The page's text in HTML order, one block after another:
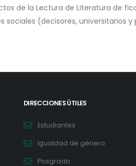
de la Lectura de Literatura de
sociales (decisores, universitarios
DIRECCIONES ÚTILES
Estudiantes
Igualdad de género
Posgrado